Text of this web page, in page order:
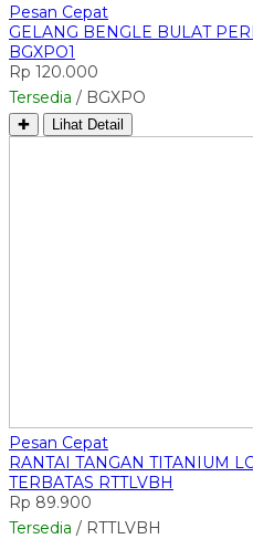
Pesan Cepat
GELANG BENGLE BULAT
BGXPO1
Rp 120.000
Tersedia / BGXPO
✚ Lihat Detail
Pesan Cepat
RANTAI TANGAN TITANIUM
TERBATAS RTTLVBH
Rp 89.900
Tersedia / RTTLVBH